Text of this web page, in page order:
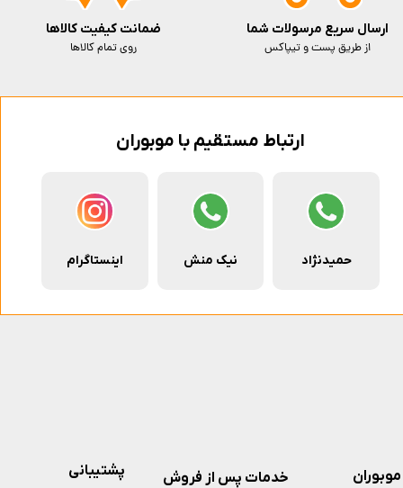
ارتباط مستقیم با موبوران
حمیدنژاد نیک منش اینستاگرام
ارسال سریع مرسولات شما
از طریق پست و تیپاکس
ضمانت کیفیت کالاها
روی تمام کالاها
پشتیبانی موبوران خدمات پس از فروش